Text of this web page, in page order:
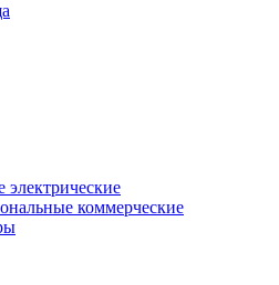
коммерческие